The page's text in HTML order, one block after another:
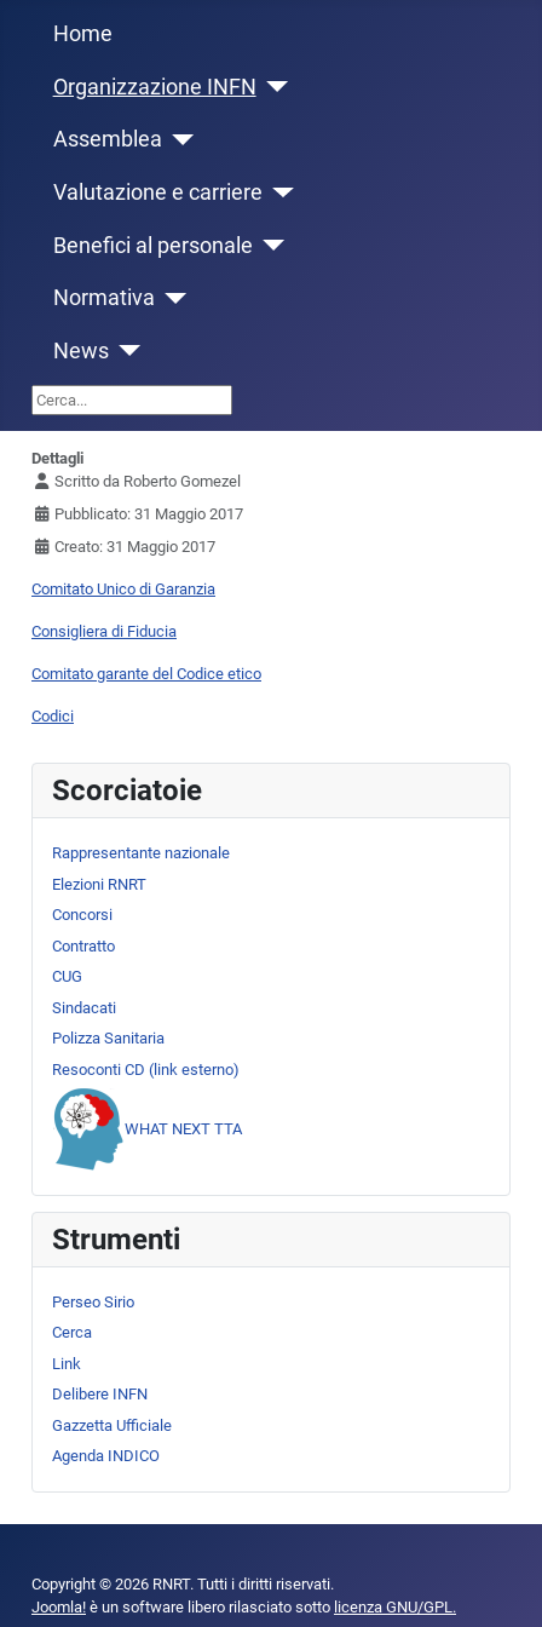
Home
Organizzazione INFN
Assemblea
Valutazione e carriere
Benefici al personale
Normativa
News
Cerca...
Scorciatoie
Rappresentante nazionale
Elezioni RNRT
Concorsi
Contratto
CUG
Sindacati
Polizza Sanitaria
Resoconti CD (link esterno)
WHAT NEXT TTA
Strumenti
Perseo Sirio
Cerca
Link
Delibere INFN
Gazzetta Ufficiale
Agenda INDICO
Dettagli
Scritto da Roberto Gomezel
Pubblicato: 31 Maggio 2017
Creato: 31 Maggio 2017
Comitato Unico di Garanzia
Consigliera di Fiducia
Comitato garante del Codice etico
Codici
Copyright © 2026 RNRT. Tutti i diritti riservati.
Joomla! è un software libero rilasciato sotto licenza GNU/GPL.